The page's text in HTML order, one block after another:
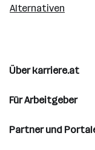
Alternativen
Über karriere.at
Für Arbeitgeber
Partner und